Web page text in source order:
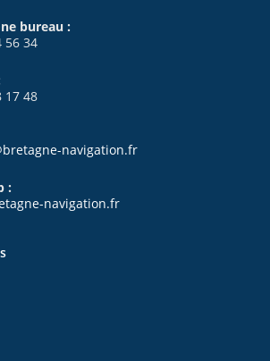
bureau :
56 34
17 48
navigation.frS’ouvre
:
navigation.fr